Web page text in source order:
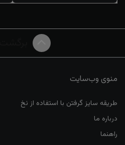
منوی وب‌سایت
طریقه سایز گرفتن با استفاده از نخ
درباره ما
راهنما